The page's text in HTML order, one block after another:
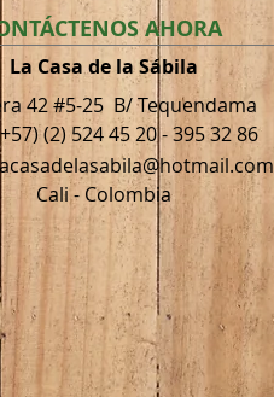
AHORA
La Casa de la Sábila
42 #5-25 B/ Tequendama
(2) 524 45 20 - 395 32 86
Cali - Colombia